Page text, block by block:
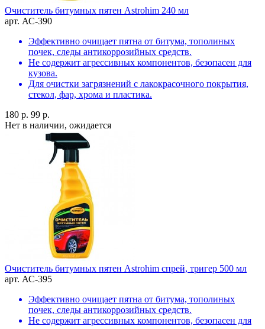
Очиститель битумных пятен Astrohim 240 мл
арт. АС-390
Эффективно очищает пятна от битума, тополиных
почек, следы антикоррозийных средств.
Не содержит агрессивных компонентов, безопасен для
кузова.
Для очистки загрязнений с лакокрасочного покрытия,
стекол, фар, хрома и пластика.
180 р. 99 р.
Нет в наличии, ожидается
Очиститель битумных пятен Astrohim спрей, тригер 500 мл
арт. АС-395
Эффективно очищает пятна от битума, тополиных
почек, следы антикоррозийных средств.
Не содержит агрессивных компонентов, безопасен для